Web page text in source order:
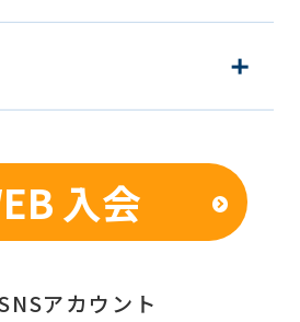
入会
アカウント